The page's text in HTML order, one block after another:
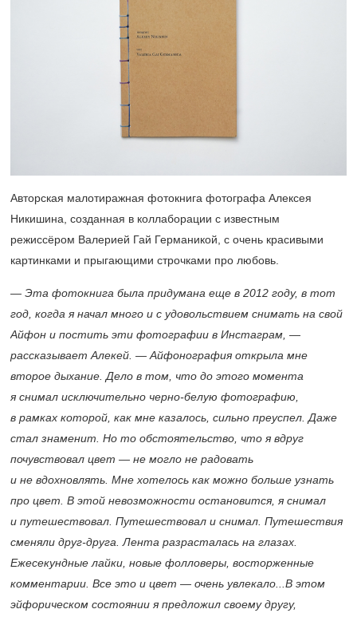
Авторская малотиражная фотокнига фотографа Алексея
Никишина, созданная в коллаборации с известным
режиссёром Валерией Гай Германикой, с очень красивыми
картинками и прыгающими строчками про любовь.
— Эта фотокнига была придумана еще в 2012 году, в тот
год, когда я начал много и с удовольствием снимать на свой
Айфон и постить эти фотографии в Инстаграм, —
рассказывает Алекей. — Айфонография открыла мне
второе дыхание. Дело в том, что до этого момента
я снимал исключительно черно-белую фотографию,
в рамках которой, как мне казалось, сильно преуспел. Даже
стал знаменит. Но то обстоятельство, что я вдруг
почувствовал цвет — не могло не радовать
и не вдохновлять. Мне хотелось как можно больше узнать
про цвет. В этой невозможности остановится, я снимал
и путешествовал. Путешествовал и снимал. Путешествия
сменяли друг-друга. Лента разрасталась на глазах.
Ежесекундные лайки, новые фолловеры, восторженные
комментарии. Все это и цвет — очень увлекало...В этом
эйфорическом состоянии я предложил своему другу,